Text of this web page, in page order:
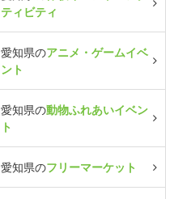
ティビティ
愛知県のアニメ・ゲームイベ
ント
愛知県の動物ふれあいイベン
ト
愛知県のフリーマーケット